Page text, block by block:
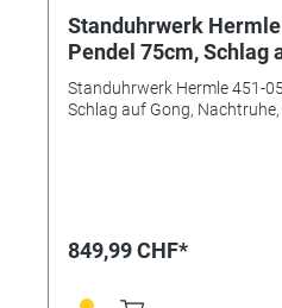
Standuhrwerk
Pendel 75cm, Schlag
Nachtruhe,
Standuhrwerk Hermle 451-
Schlag auf Gong,
849,99 CHF*